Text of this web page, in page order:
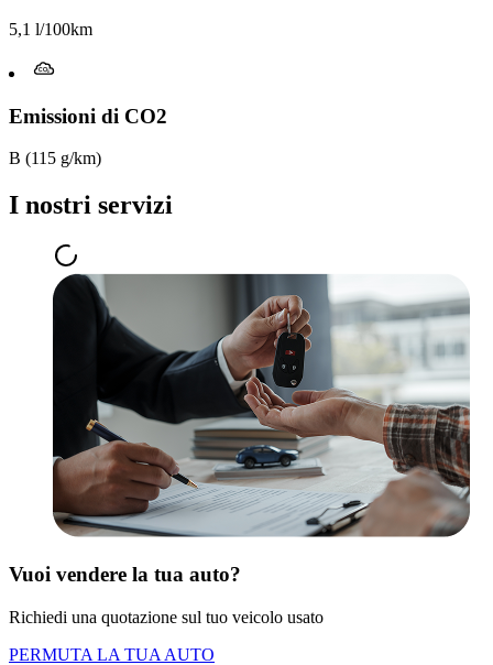
5,1 l/100km
Emissioni di CO2
B (115 g/km)
I nostri servizi
Vuoi vendere la tua auto?
Richiedi una quotazione sul tuo veicolo usato
PERMUTA LA TUA AUTO